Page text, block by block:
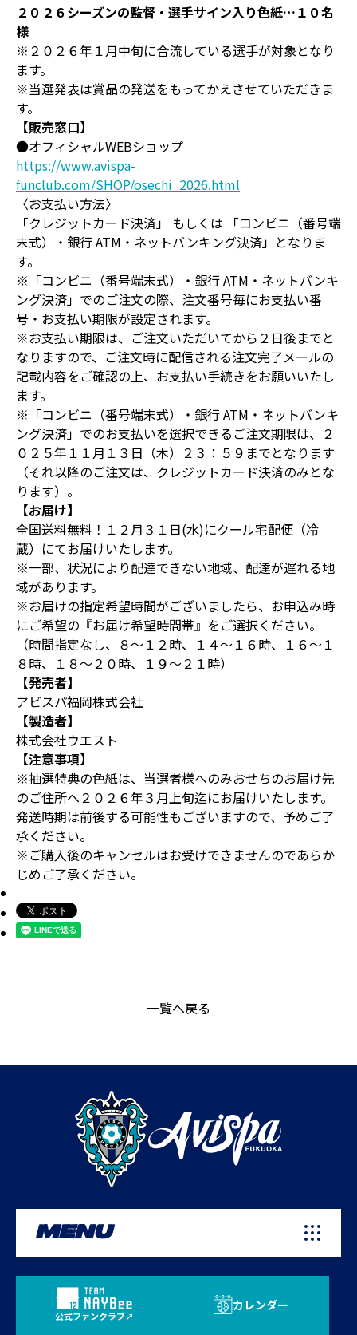
２０２６シーズンの監督・選手サイン入り色紙…１０名
様
※２０２６年１月中旬に合流している選手が対象となり
ます。
※当選発表は賞品の発送をもってかえさせていただきま
す。
【販売窓口】
●オフィシャルWEBショップ
https://www.avispa-
funclub.com/SHOP/osechi_2026.html
〈お支払い方法〉
「クレジットカード決済」 もしくは 「コンビニ（番号端
末式）・銀行 ATM・ネットバンキング決済」となりま
す。
※「コンビニ（番号端末式）・銀行 ATM・ネットバンキ
ング決済」でのご注文の際、注文番号毎にお支払い番
号・お支払い期限が設定されます。
※お支払い期限は、ご注文いただいてから２日後までと
なりますので、ご注文時に配信される注文完了メールの
記載内容をご確認の上、お支払い手続きをお願いいたし
ます。
※「コンビニ（番号端末式）・銀行 ATM・ネットバンキ
ング決済」でのお支払いを選択できるご注文期限は、２
０２５年１１月１３日（木）２３：５９までとなります
（それ以降のご注文は、クレジットカード決済のみとな
ります）。
【お届け】
全国送料無料！１２月３１日(水)にクール宅配便（冷
蔵）にてお届けいたします。
※一部、状況により配達できない地域、配達が遅れる地
域があります。
※お届けの指定希望時間がございましたら、お申込み時
にご希望の『お届け希望時間帯』をご選択ください。
（時間指定なし、８～１２時、１４～１６時、１６～１
８時、１８～２０時、１９～２１時）
【発売者】
アビスパ福岡株式会社
【製造者】
株式会社ウエスト
【注意事項】
※抽選特典の色紙は、当選者様へのみおせちのお届け先
のご住所へ２０２６年３月上旬迄にお届けいたします。
発送時期は前後する可能性もございますので、予めご了
承ください。
※ご購入後のキャンセルはお受けできませんのであらか
じめご了承ください。
一覧へ戻る
MENU
公式ファンクラブ
カレンダー